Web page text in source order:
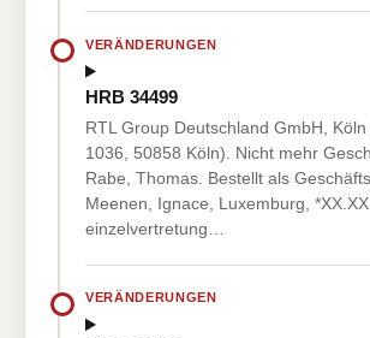
VERÄNDERUNGEN
HRB 34499
RTL Group Deutschland GmbH, Köln
1036, 50858 Köln). Nicht mehr
Rabe, Thomas. Bestellt als
Meenen, Ignace, Luxemburg,
einzelvertretung…
VERÄNDERUNGEN